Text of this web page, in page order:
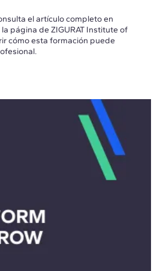
el artículo completo en
página de ZIGURAT Institute of
cómo esta formación puede